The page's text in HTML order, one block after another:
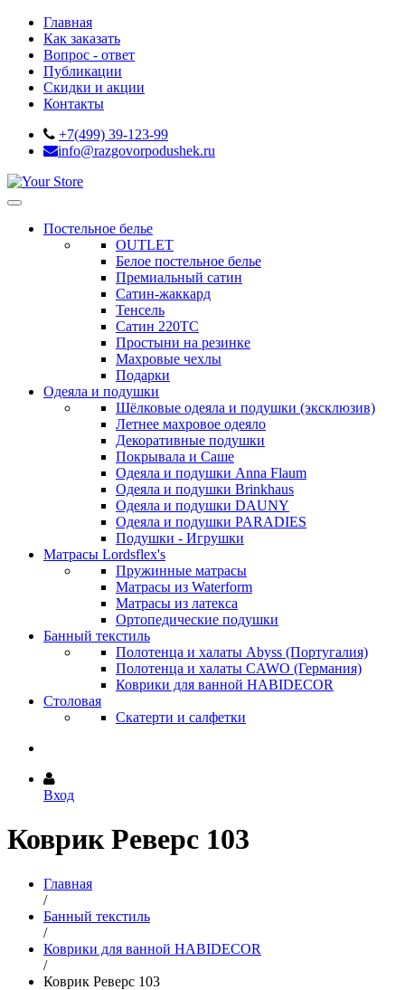
Главная
Как заказать
Вопрос - ответ
Публикации
Скидки и акции
Контакты
+7(499) 39-123-99
info@razgovorpodushek.ru
Постельное белье
OUTLET
Белое постельное белье
Премиальный сатин
Сатин-жаккард
Тенсель
Сатин 220ТС
Простыни на резинке
Махровые чехлы
Подарки
Одеяла и подушки
Шёлковые одеяла и подушки (эксклюзив)
Летнее махровое одеяло
Декоративные подушки
Покрывала и Саше
Одеяла и подушки Anna Flaum
Одеяла и подушки Brinkhaus
Одеяла и подушки DAUNY
Одеяла и подушки PARADIES
Подушки - Игрушки
Матрасы Lordsflex's
Пружинные матрасы
Матрасы из Waterform
Матрасы из латекса
Ортопедические подушки
Банный текстиль
Полотенца и халаты Abyss (Португалия)
Полотенца и халаты CAWO (Германия)
Коврики для ванной HABIDECOR
Столовая
Скатерти и салфетки
Вход
Коврик Реверс 103
Главная
/
Банный текстиль
/
Коврики для ванной HABIDECOR
/
Коврик Реверс 103